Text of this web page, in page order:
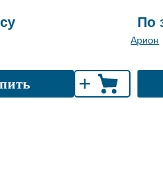
+
По
Арион